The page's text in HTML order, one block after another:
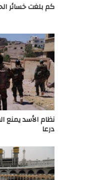
كم بلغت خسائر
نظام الأسد يمنع
درعا